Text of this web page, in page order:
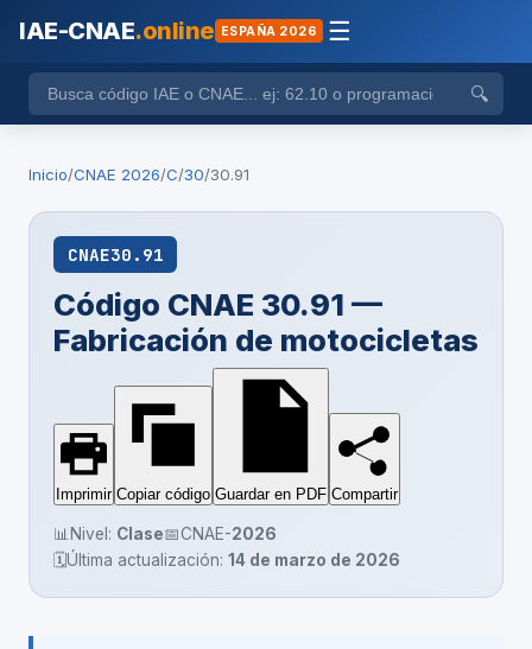
IAE-CNAE.online ESPAÑA 2026 ☰
🔍
Inicio/CNAE 2026/C/30/30.91
CNAE30.91
Código CNAE 30.91 —
Fabricación de motocicletas
Imprimir Copiar código Guardar en PDF Compartir
📊 Nivel: Clase📅CNAE-2026
🗓️Última actualización: 14 de marzo de 2026